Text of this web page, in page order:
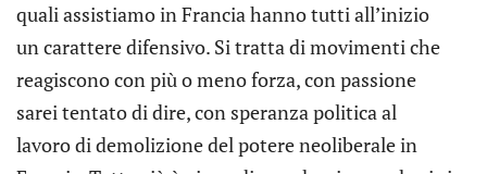
quali assistiamo in Francia hanno tutti all’inizio
un carattere difensivo. Si tratta di movimenti che
reagiscono con più o meno forza, con passione
sarei tentato di dire, con speranza politica al
lavoro di demolizione del potere neoliberale in